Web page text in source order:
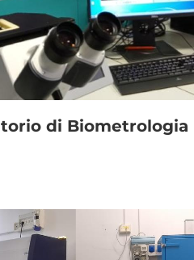
di Biometrologia